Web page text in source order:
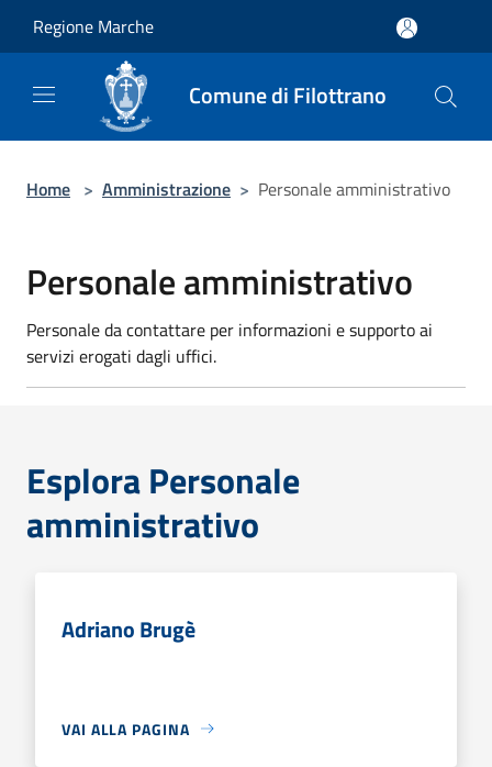
Regione Marche
Comune di Filottrano
Home > Amministrazione > Personale amministrativo
Personale amministrativo
Personale da contattare per informazioni e supporto ai
servizi erogati dagli uffici.
Esplora Personale
amministrativo
Adriano Brugè
VAI ALLA PAGINA